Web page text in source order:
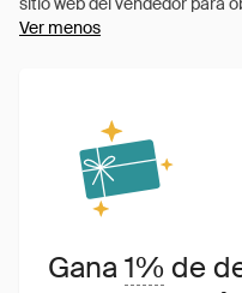
Ver menos
Gana1% de